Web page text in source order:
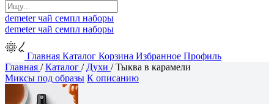
demeterчай семпл наборы
demeterчай семпл наборы
Главная Каталог Корзина Избранное Профиль
Главная /Каталог / Духи /Тыква в карамели
Миксы под образы К описанию